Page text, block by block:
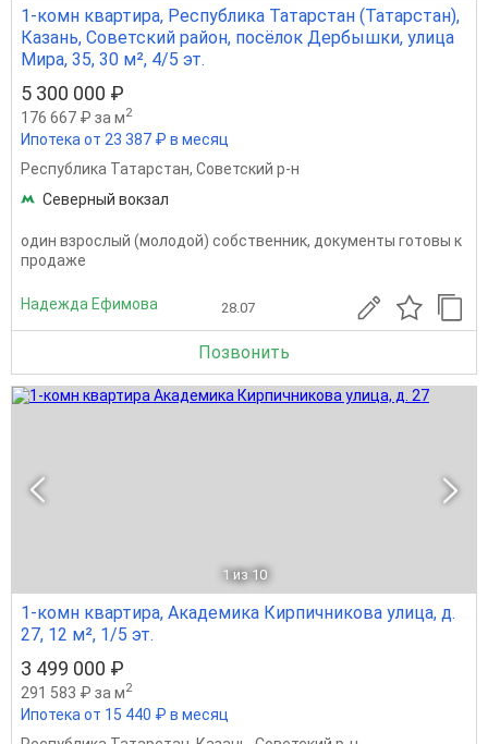
1-комн квартира, Республика Татарстан (Татарстан),
Казань, Советский район, посёлок Дербышки, улица
Мира, 35, 30 м², 4/5 эт.
5 300 000 ₽
176 667 ₽ за м2
Ипотека от 23 387 ₽ в месяц
Республика Татарстан, Советский р-н
Северный вокзал
один взрослый (молодой) собственник, документы готовы к
продаже
Надежда Ефимова 28.07
Позвонить
1 из 10
1-комн квартира, Академика Кирпичникова улица, д.
27, 12 м², 1/5 эт.
3 499 000 ₽
291 583 ₽ за м2
Ипотека от 15 440 ₽ в месяц